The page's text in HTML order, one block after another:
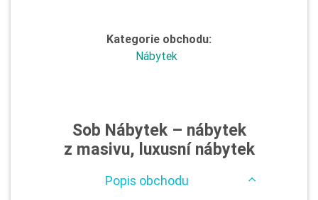
Kategorie obchodu:
Nábytek
Sob Nábytek – nábytek
z masivu, luxusní nábytek
Popis obchodu